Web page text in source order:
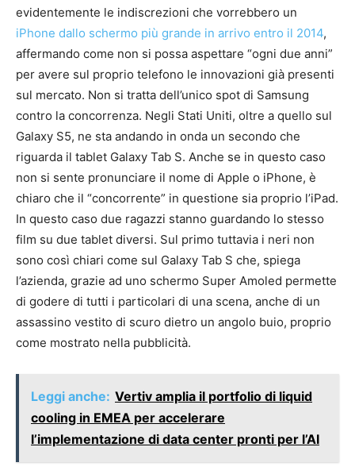
evidentemente le indiscrezioni che vorrebbero un
iPhone dallo schermo più grande in arrivo entro il 2014,
affermando come non si possa aspettare “ogni due anni”
per avere sul proprio telefono le innovazioni già presenti
sul mercato. Non si tratta dell’unico spot di Samsung
contro la concorrenza. Negli Stati Uniti, oltre a quello sul
Galaxy S5, ne sta andando in onda un secondo che
riguarda il tablet Galaxy Tab S. Anche se in questo caso
non si sente pronunciare il nome di Apple o iPhone, è
chiaro che il “concorrente” in questione sia proprio l’iPad.
In questo caso due ragazzi stanno guardando lo stesso
film su due tablet diversi. Sul primo tuttavia i neri non
sono così chiari come sul Galaxy Tab S che, spiega
l’azienda, grazie ad uno schermo Super Amoled permette
di godere di tutti i particolari di una scena, anche di un
assassino vestito di scuro dietro un angolo buio, proprio
come mostrato nella pubblicità.
Leggi anche: Vertiv amplia il portfolio di liquid
cooling in EMEA per accelerare
l’implementazione di data center pronti per l’AI